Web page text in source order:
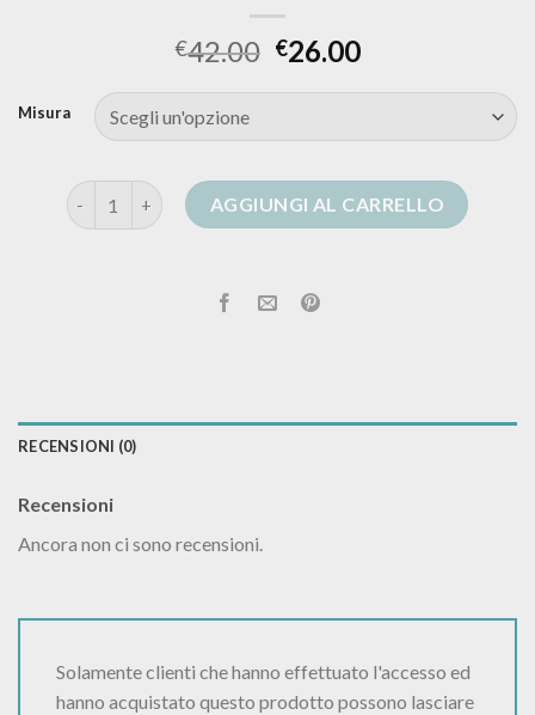
€42.00 €26.00
Misura
cardigan lungo lana quantitàAGGIUNGI AL CARRELLO
RECENSIONI (0)
Recensioni
Ancora non ci sono recensioni.
Solamente clienti che hanno effettuato l'accesso ed
hanno acquistato questo prodotto possono lasciare